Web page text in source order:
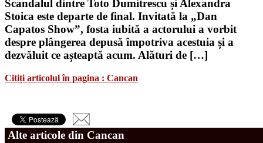
Scandalul dintre Toto Dumitrescu și Alexandra
Stoica este departe de final. Invitată la „Dan
Capatos Show”, fosta iubită a actorului a vorbit
despre plângerea depusă împotriva acestuia și a
dezvăluit ce așteaptă acum. Alături de […]
Citiți articolul în pagina : Cancan
Alte articole din Cancan